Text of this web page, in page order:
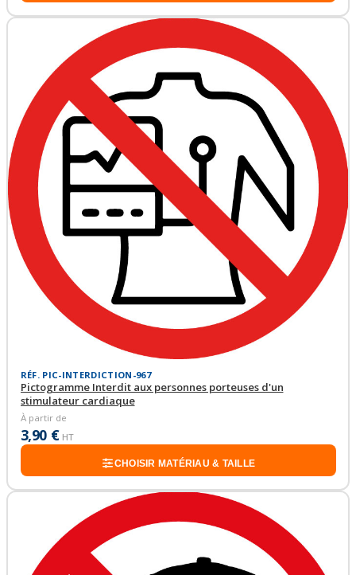
RÉF. PIC-INTERDICTION-967
Pictogramme Interdit aux personnes porteuses d'un
stimulateur cardiaque
À partir de
3,90 € HT
CHOISIR MATÉRIAU & TAILLE